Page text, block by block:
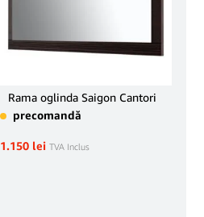
Rama oglinda Saigon Cantori
precomandă
1.150 lei TVA Inclus